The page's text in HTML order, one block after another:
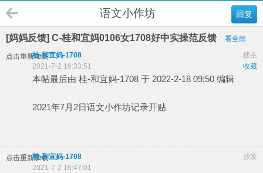
回复
语文小作坊
[妈妈反馈] C-桂和宜妈0106女1708好中实操范反馈 看全部
点击重新加载 楼主
桂-和宜妈-1708
收藏
2021-7-2 16:33:51
本帖最后由 桂-和宜妈-1708 于 2022-2-18 09:50 编辑
2021年7月2日语文小作坊记录开贴
点击重新加载 沙发
桂-和宜妈-1708
2021-7-2 16:47:01